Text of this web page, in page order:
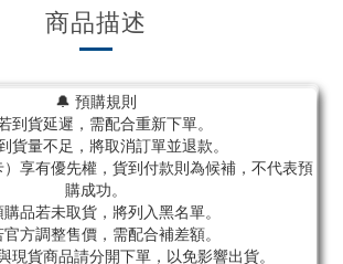
商品描述
🔔 預購規則
到貨延遲，需配合重新下單。
貨量不足，將取消訂單並退款。
享有優先權，貨到付款則為候補，不代表預
購成功。
品若未取貨，將列入黑名單。
方調整售價，需配合補差額。
現貨商品請分開下單，以免影響出貨。